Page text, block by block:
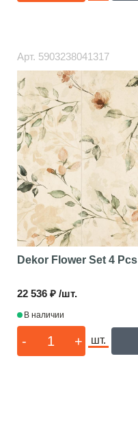
Арт. 5903238041317
Dekor Flower Set 4 Pcs
22 536 ₽ /шт.
В наличии
- + шт.